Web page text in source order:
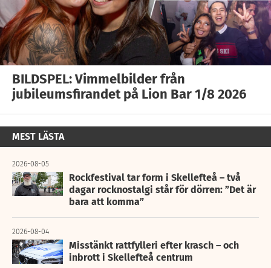
BILDSPEL: Vimmelbilder från
jubileumsfirandet på Lion Bar 1/8 2026
MEST LÄSTA
2026-08-05
Rockfestival tar form i Skellefteå – två
dagar rocknostalgi står för dörren: ”Det är
bara att komma”
2026-08-04
Misstänkt rattfylleri efter krasch – och
inbrott i Skellefteå centrum